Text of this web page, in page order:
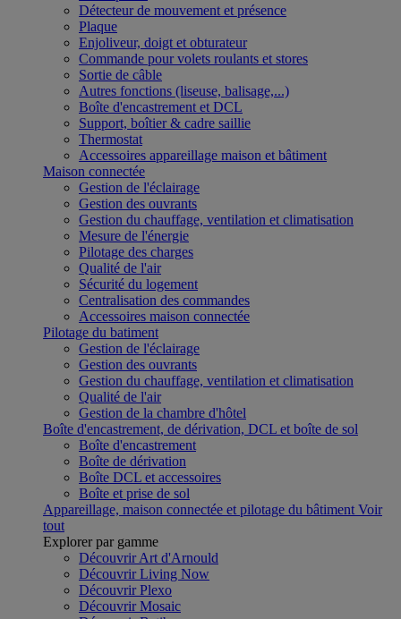
Détecteur de mouvement et présence
Plaque
Enjoliveur, doigt et obturateur
Commande pour volets roulants et stores
Sortie de câble
Autres fonctions (liseuse, balisage,...)
Boîte d'encastrement et DCL
Support, boîtier & cadre saillie
Thermostat
Accessoires appareillage maison et bâtiment
Maison connectée
Gestion de l'éclairage
Gestion des ouvrants
Gestion du chauffage, ventilation et climatisation
Mesure de l'énergie
Pilotage des charges
Qualité de l'air
Sécurité du logement
Centralisation des commandes
Accessoires maison connectée
Pilotage du batiment
Gestion de l'éclairage
Gestion des ouvrants
Gestion du chauffage, ventilation et climatisation
Qualité de l'air
Gestion de la chambre d'hôtel
Boîte d'encastrement, de dérivation, DCL et boîte de sol
Boîte d'encastrement
Boîte de dérivation
Boîte DCL et accessoires
Boîte et prise de sol
Appareillage, maison connectée et pilotage du bâtiment Voir
tout
Explorer par gamme
Découvrir Art d'Arnould
Découvrir Living Now
Découvrir Plexo
Découvrir Mosaic